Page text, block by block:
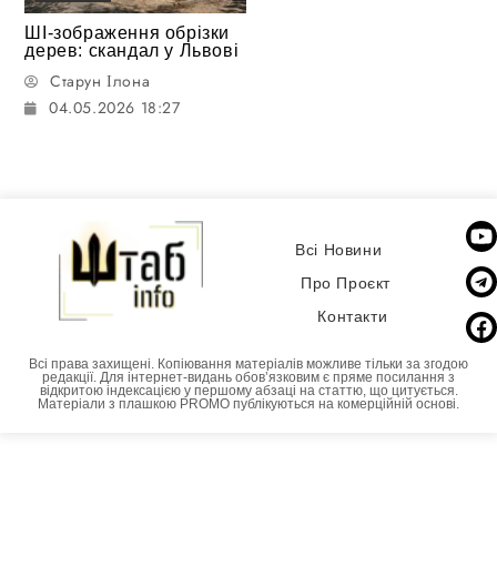
ШІ-зображення обрізки
дерев: скандал у Львові
Старун Ілона
04.05.2026 18:27
Всі Новини
Про Проєкт
Контакти
Всі права захищені. Копіювання матеріалів можливе тільки за згодою
редакції. Для інтернет-видань обовʼязковим є пряме посилання з
відкритою індексацією у першому абзаці на статтю, що цитується.
Матеріали з плашкою PROMO публікуються на комерційній основі.